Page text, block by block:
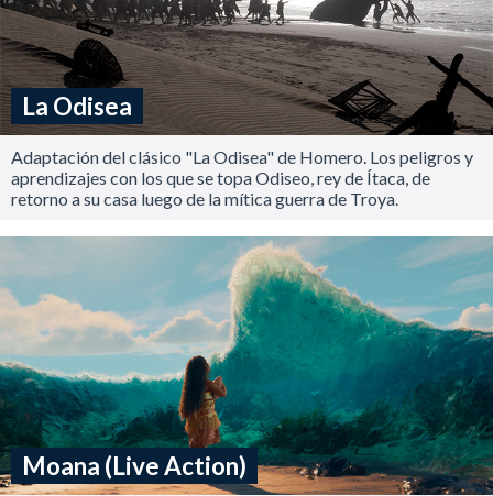
La Odisea
Adaptación del clásico "La Odisea" de Homero. Los peligros y
aprendizajes con los que se topa Odiseo, rey de Ítaca, de
retorno a su casa luego de la mítica guerra de Troya.
Moana (Live Action)